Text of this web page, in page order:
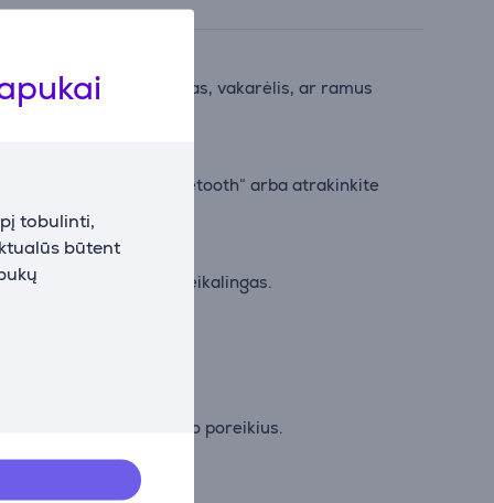
tobulinti,
būtent
ar tai būtų filmų vakaras, vakarėlis, ar ramus
Valdykite per „Bluetooth“ arba atrakinkite
nereikalingas.
apšvietimą pagal savo poreikius.